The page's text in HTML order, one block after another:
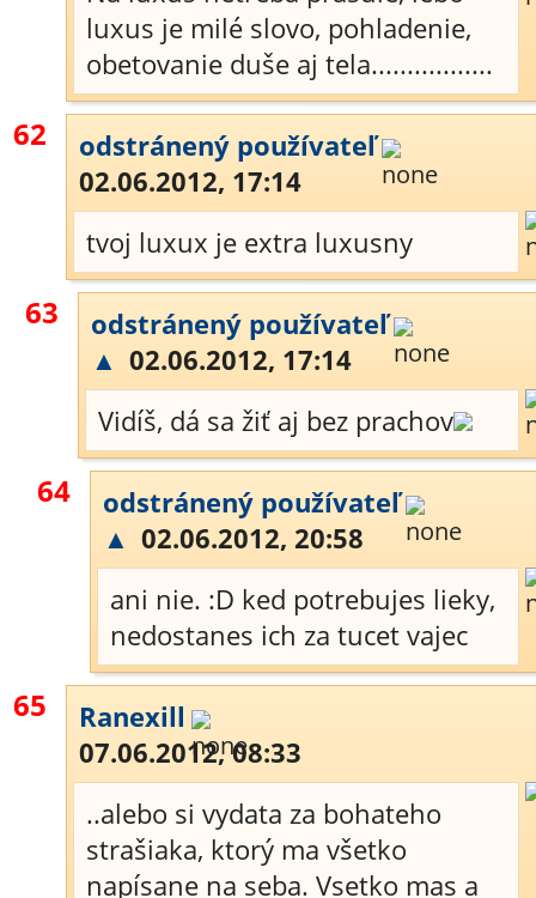
luxus je milé slovo, pohladenie,
obetovanie duše aj tela.................
62
odstránený používateľ
02.06.2012, 17:14
tvoj luxux je extra luxusny
63
odstránený používateľ
▲ 02.06.2012, 17:14
Vidíš, dá sa žiť aj bez prachov
64
odstránený používateľ
▲ 02.06.2012, 20:58
ani nie. :D ked potrebujes lieky,
nedostanes ich za tucet vajec
65
Ranexill
07.06.2012, 08:33
..alebo si vydata za bohateho
strašiaka, ktorý ma všetko
napísane na seba. Vsetko mas a